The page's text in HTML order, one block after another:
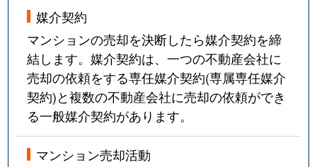
媒介契約
マンションの売却を決断したら媒介契約を締
結します。媒介契約は、一つの不動産会社に
売却の依頼をする専任媒介契約(専属専任媒介
契約)と複数の不動産会社に売却の依頼ができ
る一般媒介契約があります。
マンション売却活動